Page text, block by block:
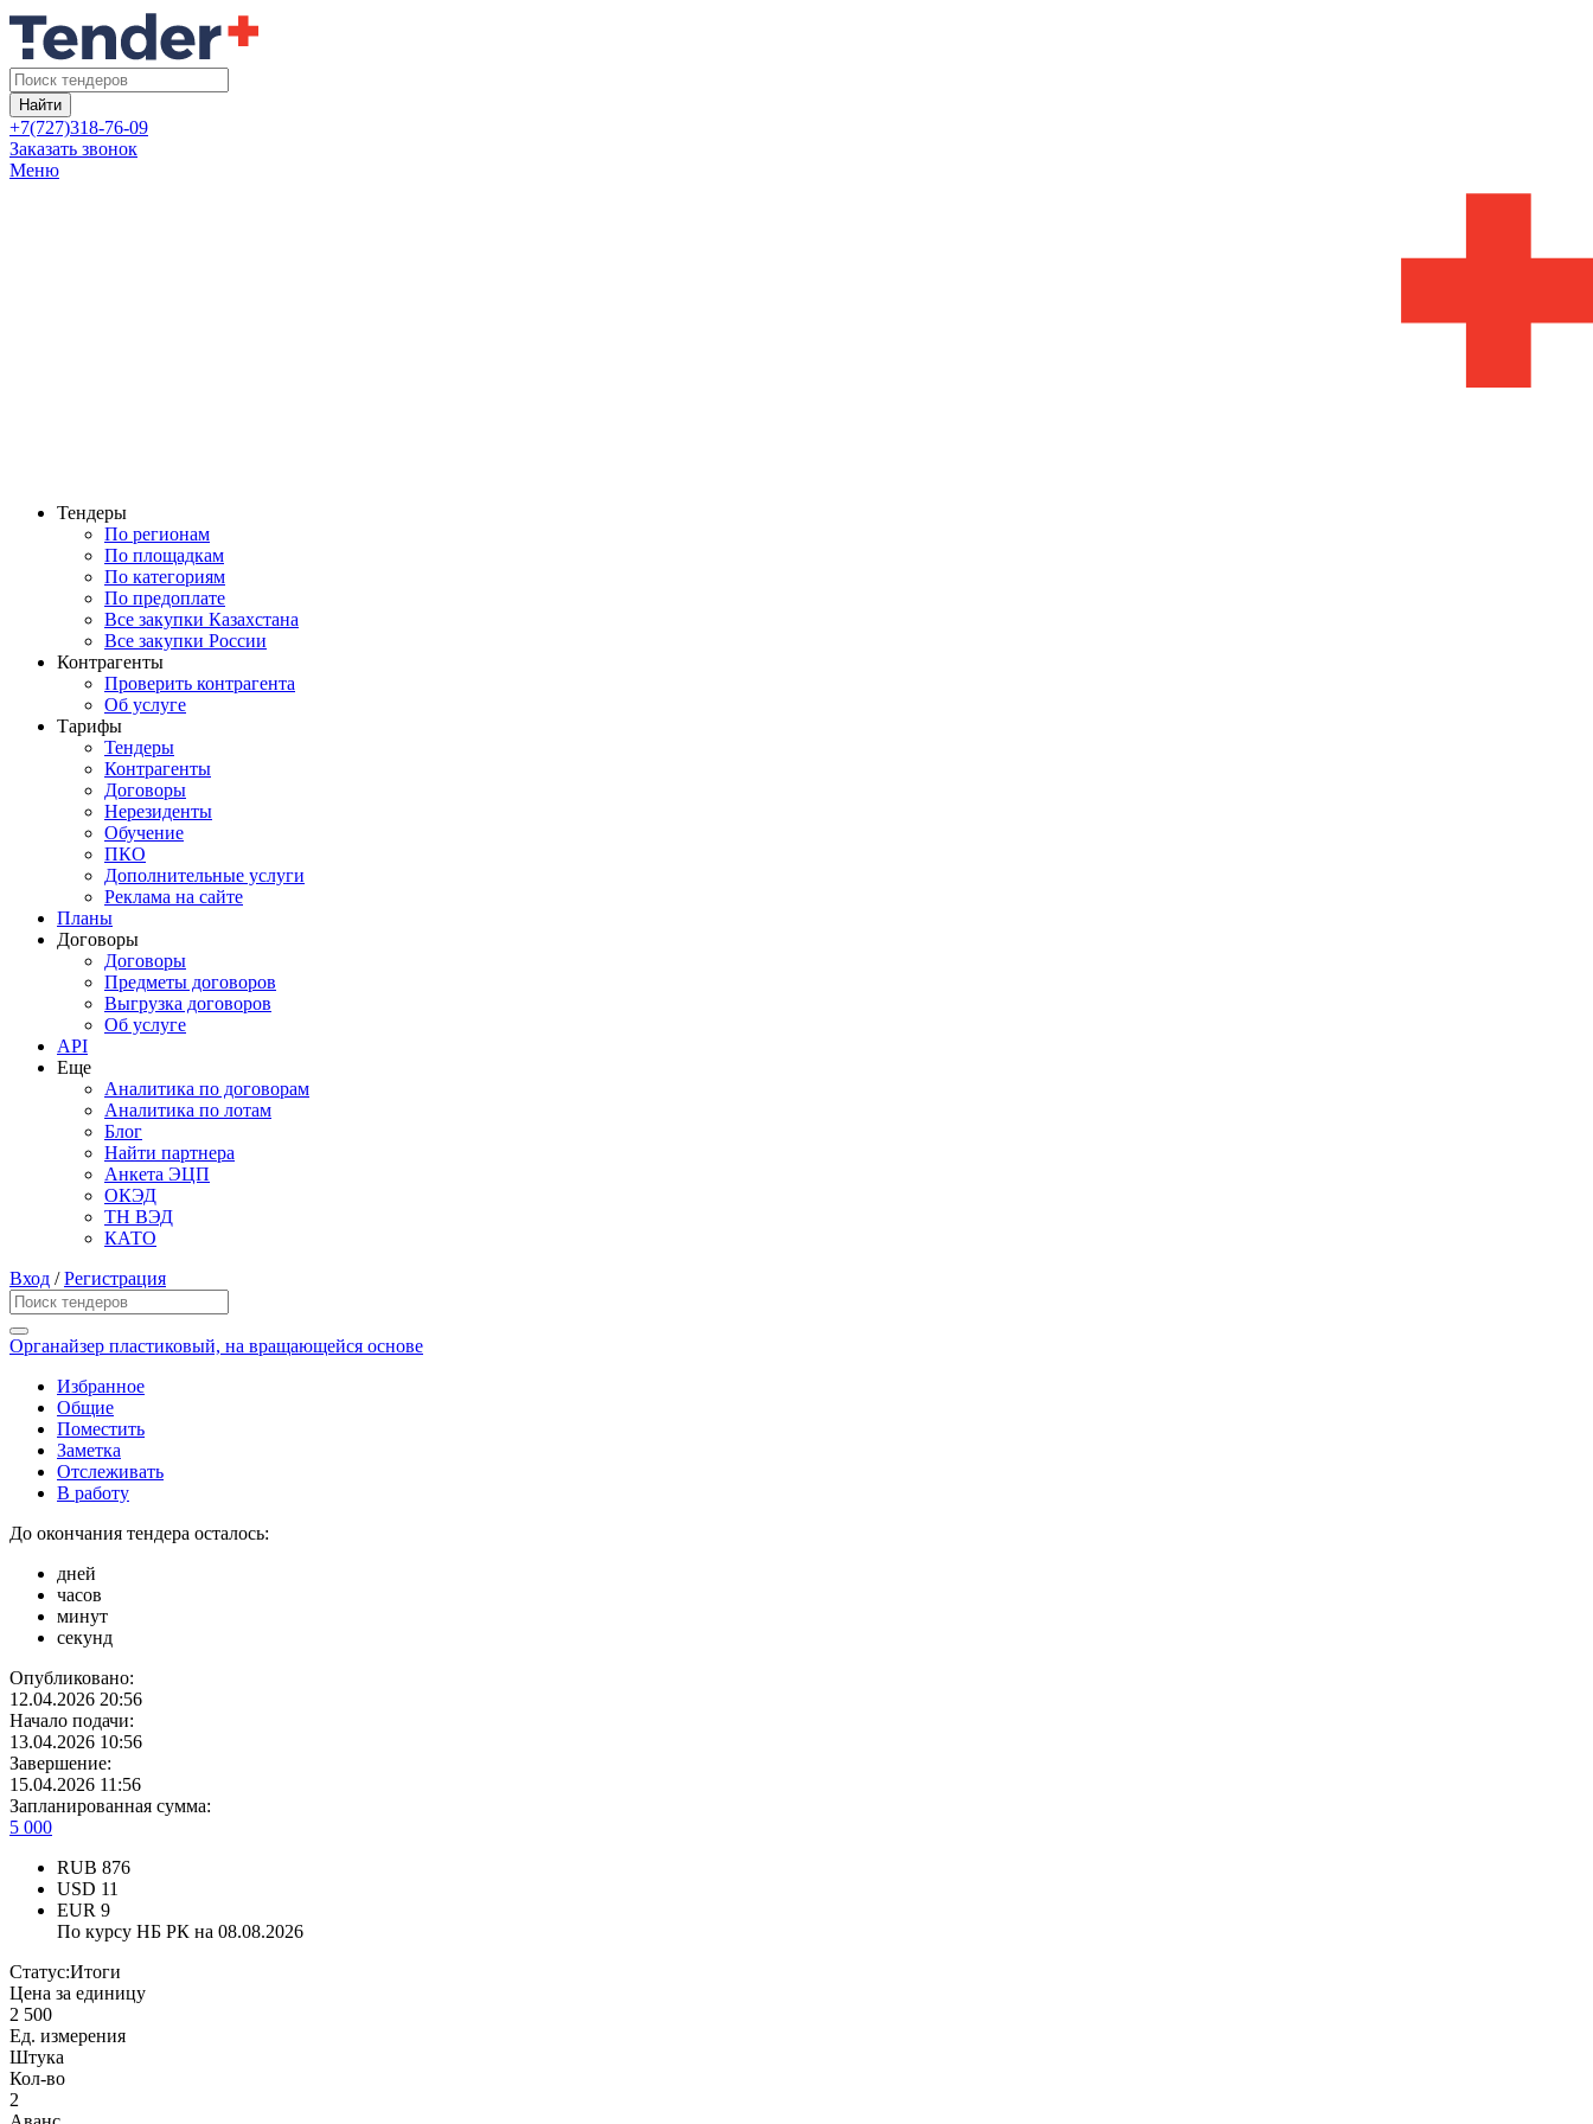
Найти
+7(727)318-76-09
Заказать звонок
Меню
Тендеры
По регионам
По площадкам
По категориям
По предоплате
Все закупки Казахстана
Все закупки России
Контрагенты
Проверить контрагента
Об услуге
Тарифы
Тендеры
Контрагенты
Договоры
Нерезиденты
Обучение
ПКО
Дополнительные услуги
Реклама на сайте
Планы
Договоры
Договоры
Предметы договоров
Выгрузка договоров
Об услуге
API
Еще
Аналитика по договорам
Аналитика по лотам
Блог
Найти партнера
Анкета ЭЦП
ОКЭД
ТН ВЭД
КАТО
Вход /Регистрация
Органайзер пластиковый, на вращающейся основе
Избранное
Общие
Поместить
Заметка
Отслеживать
В работу
До окончания тендера осталось:
дней
часов
минут
секунд
Опубликовано:
12.04.2026 20:56
Начало подачи:
13.04.2026 10:56
Завершение:
15.04.2026 11:56
Запланированная сумма:
5 000
RUB 876
USD 11
EUR 9
По курсу НБ РК на 08.08.2026
Статус:Итоги
Цена за единицу
2 500
Ед. измерения
Штука
Кол-во
2